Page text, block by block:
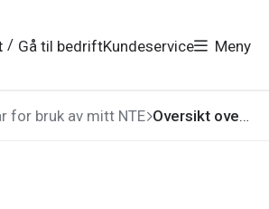
/ Gå til bedriftKundeservice Meny
for bruk av mitt NTE Oversikt over oppdateringer